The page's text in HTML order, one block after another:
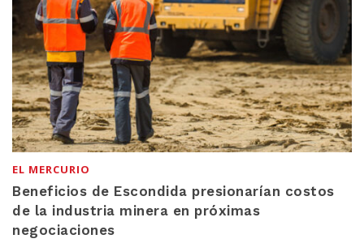
EL MERCURIO
Beneficios de Escondida presionarían costos
de la industria minera en próximas
negociaciones